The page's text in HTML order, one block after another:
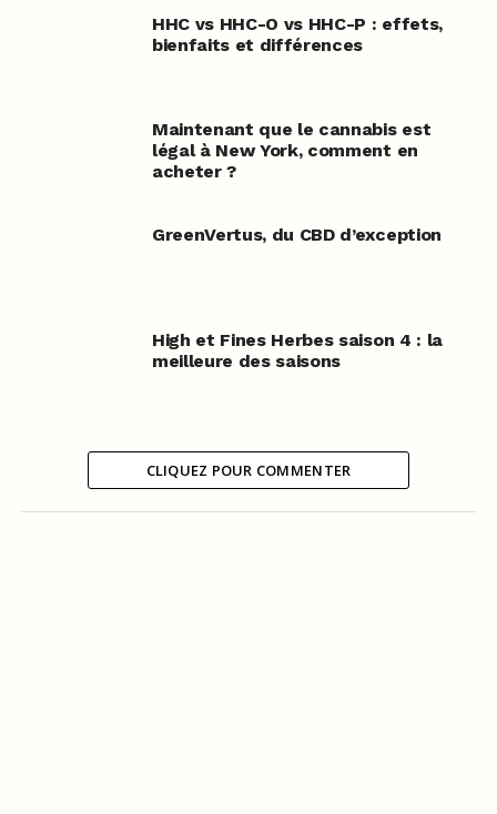
HHC vs HHC-O vs HHC-P : effets,
bienfaits et différences
Maintenant que le cannabis est
légal à New York, comment en
acheter ?
GreenVertus, du CBD d’exception
High et Fines Herbes saison 4 : la
meilleure des saisons
CLIQUEZ POUR COMMENTER